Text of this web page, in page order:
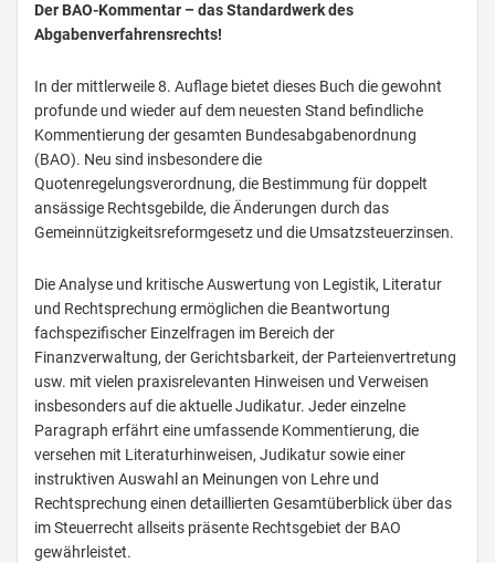
Der BAO-Kommentar – das Standardwerk des
Abgabenverfahrensrechts!
In der mittlerweile 8. Auflage bietet dieses Buch die gewohnt
profunde und wieder auf dem neuesten Stand befindliche
Kommentierung der gesamten Bundesabgabenordnung
(BAO). Neu sind insbesondere die
Quotenregelungsverordnung, die Bestimmung für doppelt
ansässige Rechtsgebilde, die Änderungen durch das
Gemeinnützigkeitsreformgesetz und die Umsatzsteuerzinsen.
Die Analyse und kritische Auswertung von Legistik, Literatur
und Rechtsprechung ermöglichen die Beantwortung
fachspezifischer Einzelfragen im Bereich der
Finanzverwaltung, der Gerichtsbarkeit, der Parteienvertretung
usw. mit vielen praxisrelevanten Hinweisen und Verweisen
insbesonders auf die aktuelle Judikatur. Jeder einzelne
Paragraph erfährt eine umfassende Kommentierung, die
versehen mit Literaturhinweisen, Judikatur sowie einer
instruktiven Auswahl an Meinungen von Lehre und
Rechtsprechung einen detaillierten Gesamtüberblick über das
im Steuerrecht allseits präsente Rechtsgebiet der BAO
gewährleistet.